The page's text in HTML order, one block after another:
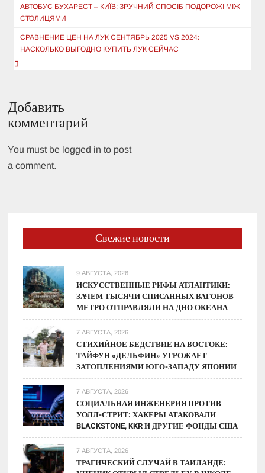
по
записям
АВТОБУС БУХАРЕСТ – КИЇВ: ЗРУЧНИЙ СПОСІБ ПОДОРОЖІ МІЖ
СТОЛИЦЯМИ
СРАВНЕНИЕ ЦЕН НА ЛУК СЕНТЯБРЬ 2025 VS 2024:
НАСКОЛЬКО ВЫГОДНО КУПИТЬ ЛУК СЕЙЧАС
Добавить
комментарий
You must be logged in to post
a comment.
Свежие новости
9 АВГУСТА, 2026
ИСКУССТВЕННЫЕ РИФЫ АТЛАНТИКИ:
ЗАЧЕМ ТЫСЯЧИ СПИСАННЫХ ВАГОНОВ
МЕТРО ОТПРАВЛЯЛИ НА ДНО ОКЕАНА
7 АВГУСТА, 2026
СТИХИЙНОЕ БЕДСТВИЕ НА ВОСТОКЕ:
ТАЙФУН «ДЕЛЬФИН» УГРОЖАЕТ
ЗАТОПЛЕНИЯМИ ЮГО-ЗАПАДУ ЯПОНИИ
7 АВГУСТА, 2026
СОЦИАЛЬНАЯ ИНЖЕНЕРИЯ ПРОТИВ
УОЛЛ-СТРИТ: ХАКЕРЫ АТАКОВАЛИ
BLACKSTONE, KKR И ДРУГИЕ ФОНДЫ США
7 АВГУСТА, 2026
ТРАГИЧЕСКИЙ СЛУЧАЙ В ТАИЛАНДЕ: